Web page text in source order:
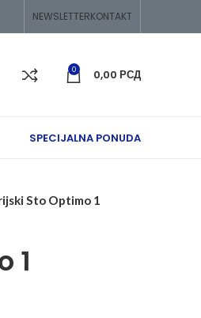
NEWSLETTERKONTAKT
0 0,00 РСД
SPECIJALNA PONUDA
Sto Optimo 1
1